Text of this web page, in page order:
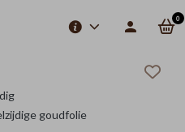
0
goudfolie